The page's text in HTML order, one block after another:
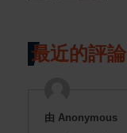
最近的評論
由 Anonymous